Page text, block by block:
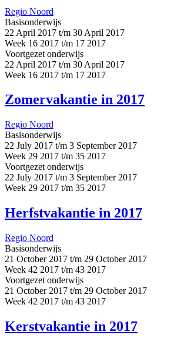
Regio Noord
Basisonderwijs
22 April 2017 t/m 30 April 2017
Week 16 2017 t/m 17 2017
Voortgezet onderwijs
22 April 2017 t/m 30 April 2017
Week 16 2017 t/m 17 2017
Zomervakantie in 2017
Regio Noord
Basisonderwijs
22 July 2017 t/m 3 September 2017
Week 29 2017 t/m 35 2017
Voortgezet onderwijs
22 July 2017 t/m 3 September 2017
Week 29 2017 t/m 35 2017
Herfstvakantie in 2017
Regio Noord
Basisonderwijs
21 October 2017 t/m 29 October 2017
Week 42 2017 t/m 43 2017
Voortgezet onderwijs
21 October 2017 t/m 29 October 2017
Week 42 2017 t/m 43 2017
Kerstvakantie in 2017